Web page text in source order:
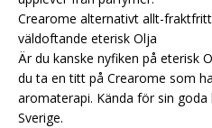
Crearome alternativt allt-
väldoftande eterisk Olja
Är du kanske nyfiken på eterisk
du ta en titt på Crearome som
aromaterapi. Kända för sin
Sverige.